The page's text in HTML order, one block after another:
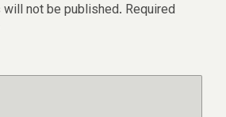
not be published. Required